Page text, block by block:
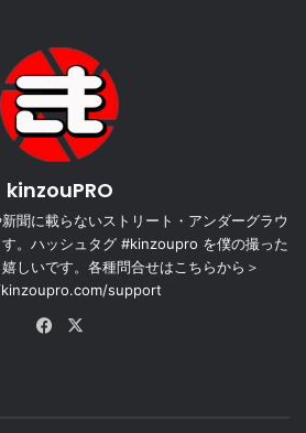
kinzouPRO
聞に載らないストリート・アンダーグラウ
。ハッシュタグ #kinzoupro を僕の撮った
しいです。各種問合せはこちらから＞
support
Facebook